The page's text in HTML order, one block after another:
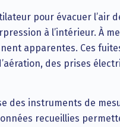
pour évacuer l’air
à l’intérieur. À
apparentes. Ces
des prises
des instruments de
recueillies